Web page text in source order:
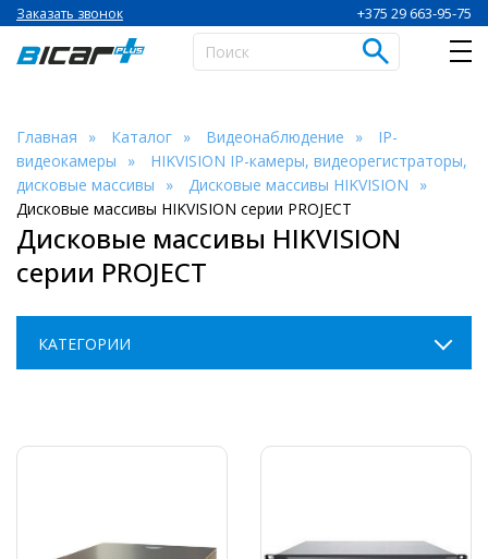
+375 29 663-95-75
Заказать звонок
Главная Каталог Видеонаблюдение
IP-
видеокамеры
HIKVISION IP-камеры, видеорегистраторы,
дисковые массивы
Дисковые массивы HIKVISION
Дисковые массивы HIKVISION серии PROJECT
Дисковые массивы HIKVISION
серии PROJECT
КАТЕГОРИИ